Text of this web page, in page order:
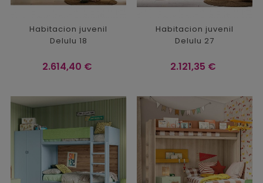
Habitacion juvenil
Delulu 18
Precio
2.614,40 €
Habitacion juvenil
Delulu 27
Precio
2.121,35 €